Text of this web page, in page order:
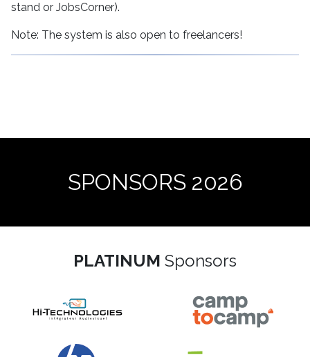
stand or JobsCorner).
Note: The system is also open to freelancers!
SPONSORS 2026
PLATINUM Sponsors